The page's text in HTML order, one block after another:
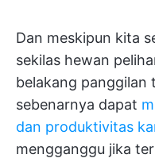
Dan meskipun kita
sekilas hewan
belakang panggilan
sebenarnya dapat
dan produktivitas
mengganggu jika